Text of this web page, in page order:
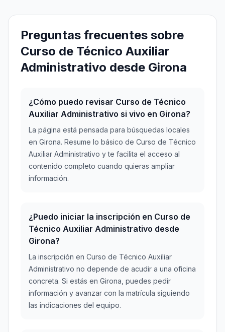
Preguntas frecuentes sobre
Curso de Técnico Auxiliar
Administrativo desde Girona
¿Cómo puedo revisar Curso de Técnico
Auxiliar Administrativo si vivo en Girona?
La página está pensada para búsquedas locales
en Girona. Resume lo básico de Curso de Técnico
Auxiliar Administrativo y te facilita el acceso al
contenido completo cuando quieras ampliar
información.
¿Puedo iniciar la inscripción en Curso de
Técnico Auxiliar Administrativo desde
Girona?
La inscripción en Curso de Técnico Auxiliar
Administrativo no depende de acudir a una oficina
concreta. Si estás en Girona, puedes pedir
información y avanzar con la matrícula siguiendo
las indicaciones del equipo.